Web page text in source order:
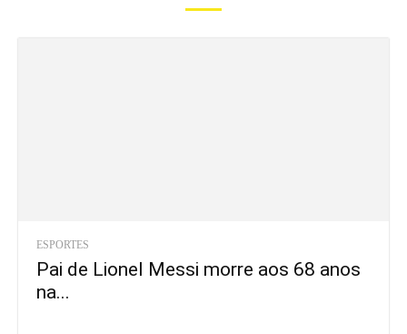
ESPORTES
Pai de Lionel Messi morre aos 68 anos
na...